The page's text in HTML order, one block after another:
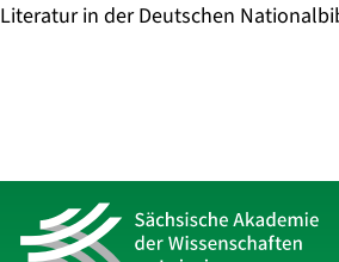
Literatur in der Deutschen